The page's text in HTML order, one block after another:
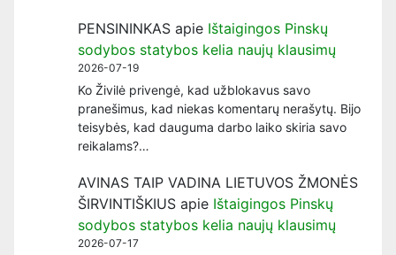
PENSININKAS apie Ištaigingos Pinskų
sodybos statybos kelia naujų klausimų
2026-07-19
Ko Živilė privengė, kad užblokavus savo
pranešimus, kad niekas komentarų nerašytų. Bijo
teisybės, kad dauguma darbo laiko skiria savo
reikalams?…
AVINAS TAIP VADINA LIETUVOS ŽMONĖS
ŠIRVINTIŠKIUS apie Ištaigingos Pinskų
sodybos statybos kelia naujų klausimų
2026-07-17